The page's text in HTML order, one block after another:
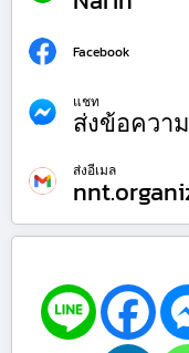
Facebook
แชท
ส่งข้อความ
ส่งอีเมล